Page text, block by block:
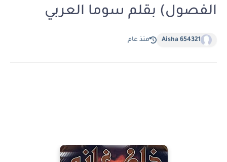
الفصول) بقلم سوما العربي
Aisha 654321 منذ عام